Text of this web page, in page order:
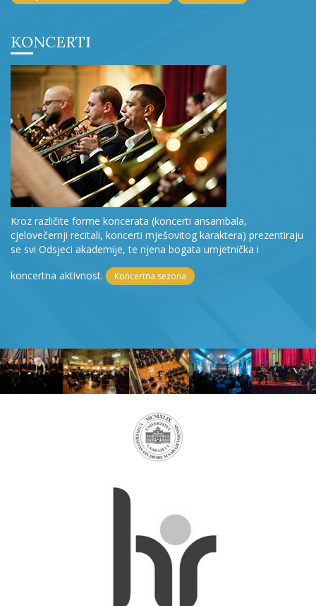
KONCERTI
Kroz različite forme koncerata (koncerti ansambala,
cjelovečernji recitali, koncerti mješovitog karaktera) prezentiraju
se svi Odsjeci akademije, te njena bogata umjetnička i
koncertna aktivnost.
Koncertna sezona